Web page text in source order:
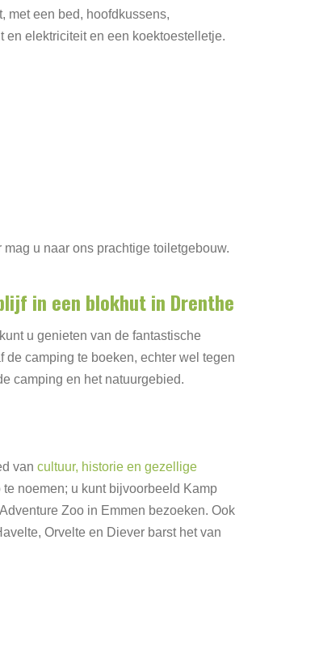
met een bed, hoofdkussens,
en elektriciteit en een koektoestelletje.
u naar ons prachtige toiletgebouw.
in een blokhut in Drenthe
kunt u genieten van de fantastische
camping te boeken, echter wel tegen
camping en het natuurgebied.
van cultuur, historie en gezellige
noemen; u kunt bijvoorbeeld Kamp
Zoo in Emmen bezoeken. Ook
Orvelte en Diever barst het van